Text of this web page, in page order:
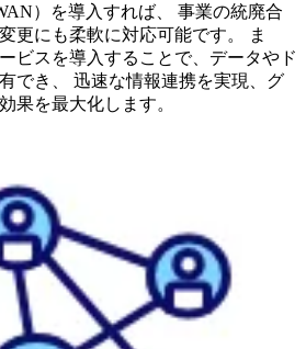
）を導入すれば、 事業の統廃合
更にも柔軟に対応可能です。 ま
ビスを導⼊することで、データやド
でき、 迅速な情報連携を実現、グ
果を最⼤化します。